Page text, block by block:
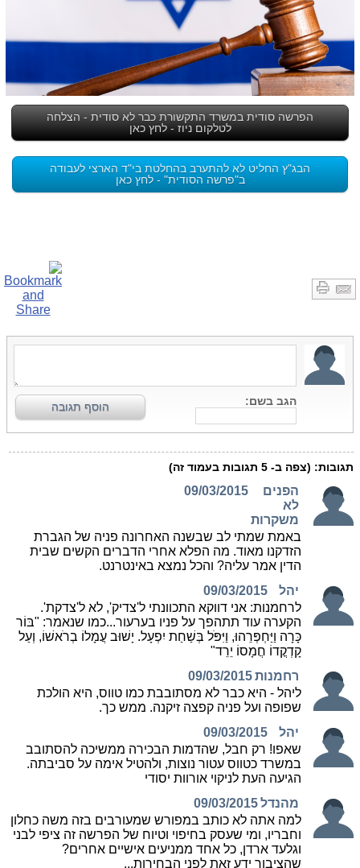
הפרשה סודית במשרד התקשורת כבר לא סודית - הצלחה
לטלקום ניוז - לחץ כאן
הבג"ץ החליט לא להתערב בהחלטת בי"ד הארצי לעבודה
ב"פרשה הסודית" - לחץ כאן